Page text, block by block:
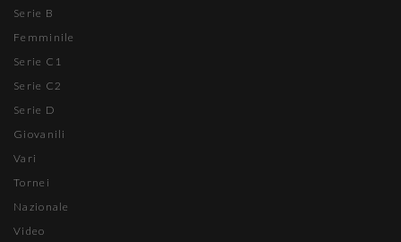
Serie B
Femminile
Serie C1
Serie C2
Serie D
Giovanili
Vari
Tornei
Nazionale
Video